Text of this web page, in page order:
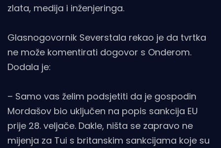
zlata, medija i inženjeringa.
Glasnogovornik Severstala rekao je da tvrtka
ne može komentirati dogovor s Onderom.
Dodala je:
– Samo vas želim podsjetiti da je gospodin
Mordašov bio uključen na popis sankcija EU
prije 28. veljače. Dakle, ništa se zapravo ne
mijenja za Tui s britanskim sankcijama koje su